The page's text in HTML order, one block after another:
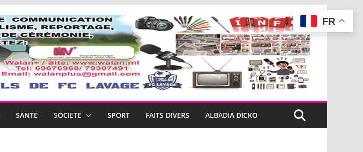
SANTE SOCIETE SPORT FAITS DIVERS ALBADIA DICKO
FR